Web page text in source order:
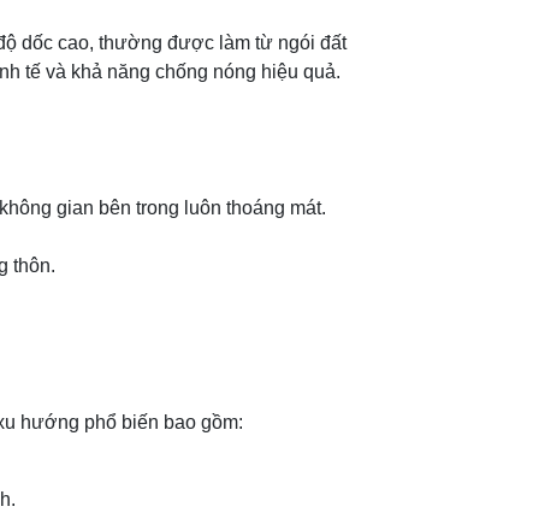
dốc cao, thường được làm từ ngói đất
tế và khả năng chống nóng hiệu quả.
gian bên trong luôn thoáng mát.
thôn.
hướng phổ biến bao gồm: